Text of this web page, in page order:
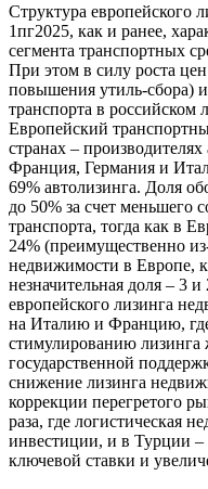
Структура европейского
1пг2025, как и ранее,
сегмента транспортных
При этом в силу роста
повышения утиль-сбора) и
транспорта в российском
Европейский
странах –
Франция, Германия и
69% автолизинга. Доля
до 50% за счет меньшего
транспорта, тогда как в
24% (преимущественно
недвижимости в Европе,
незначительная доля – 3
европейского лизинга
на Италию и Францию,
стимулированию лизинга
государственной
снижение лизинга
коррекции перегретого
раза, где логистическая
инвестиции, и в Турции –
ключевой ставки и